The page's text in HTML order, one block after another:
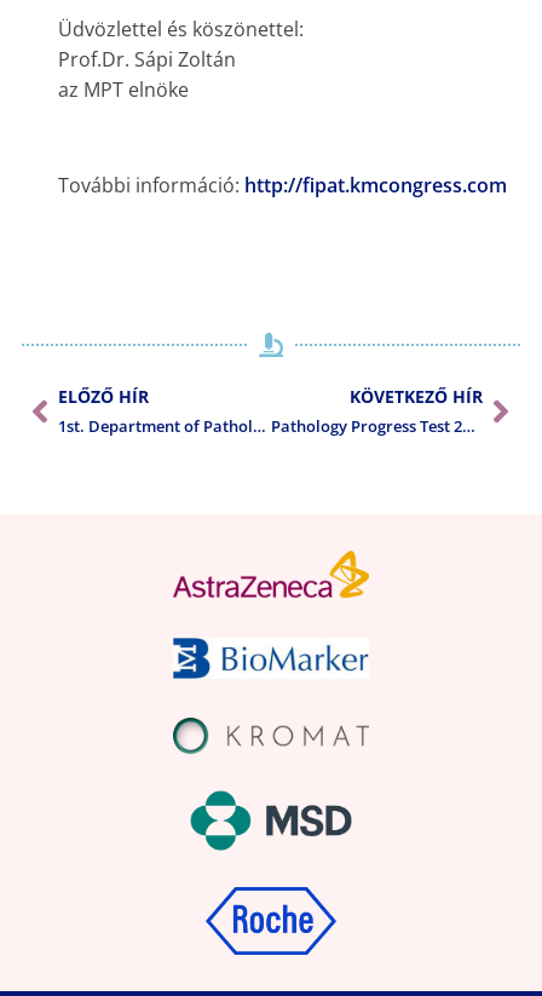
Üdvözlettel és köszönettel:
Prof.Dr. Sápi Zoltán
az MPT elnöke
További információ: http://fipat.kmcongress.com
ELŐZŐ HÍR
1st. Department of Pathology and Experimental Cancer Research Congress
KÖVETKEZŐ HÍR
Pathology Progress Test 2018